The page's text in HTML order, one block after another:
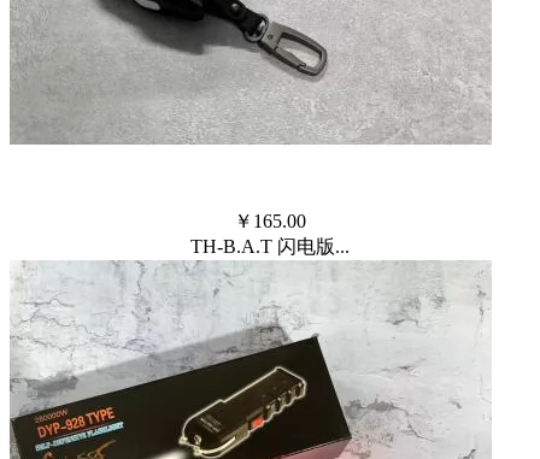
￥ 165.00
TH-B.A.T 闪电版...